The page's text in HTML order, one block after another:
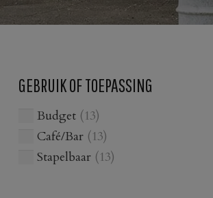
GEBRUIK OF TOEPASSING
Budget (13)
Café/Bar (13)
Stapelbaar (13)